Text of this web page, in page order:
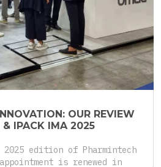
OUR REVIEW
& IPACK IMA 2025
2025 edition of Pharmintech
is renewed in